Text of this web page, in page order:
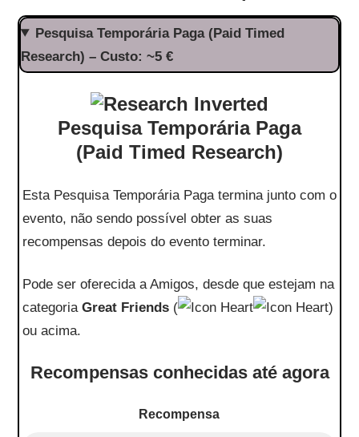
Pesquisa Temporária Paga (Paid Timed
Research) – Custo: ~5 €
Pesquisa Temporária Paga
(Paid Timed Research)
Esta Pesquisa Temporária Paga termina junto com o
evento, não sendo possível obter as suas
recompensas depois do evento terminar.
Pode ser oferecida a Amigos, desde que estejam na
categoria Great Friends(
)
ou acima.
Recompensas conhecidas até agora
Recompensa